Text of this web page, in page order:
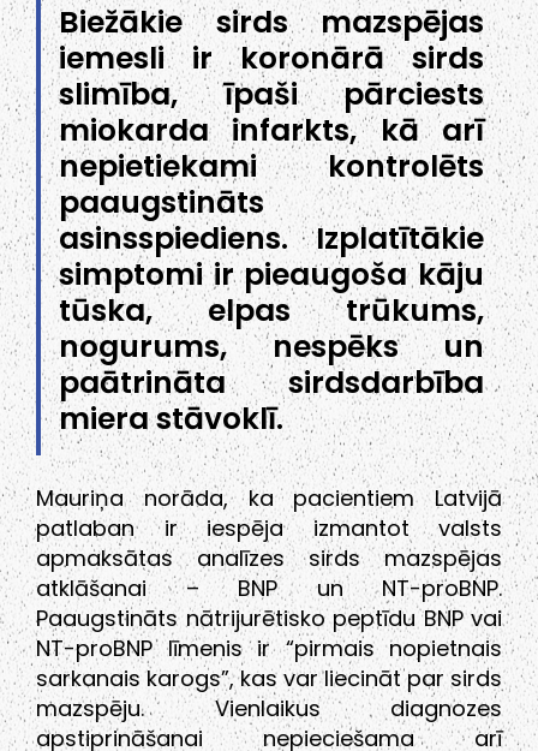
Biežākie sirds mazspējas
iemesli ir koronārā sirds
slimība, īpaši pārciests
miokarda infarkts, kā arī
nepietiekami kontrolēts
paaugstināts
asinsspiediens. Izplatītākie
simptomi ir pieaugoša kāju
tūska, elpas trūkums,
nogurums, nespēks un
paātrināta sirdsdarbība
miera stāvoklī.
Mauriņa norāda, ka pacientiem Latvijā
patlaban ir iespēja izmantot valsts
apmaksātas analīzes sirds mazspējas
atklāšanai – BNP un NT-proBNP.
Paaugstināts nātrijurētisko peptīdu BNP vai
NT-proBNP līmenis ir “pirmais nopietnais
sarkanais karogs”, kas var liecināt par sirds
mazspēju. Vienlaikus diagnozes
apstiprināšanai nepieciešama arī